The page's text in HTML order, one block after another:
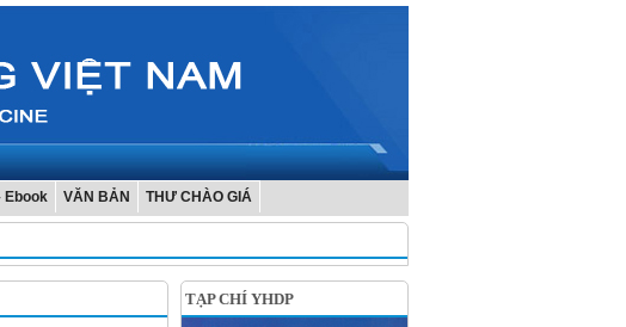
Ebook VĂN BẢN THƯ CHÀO GIÁ
TẠP CHÍ YHDP